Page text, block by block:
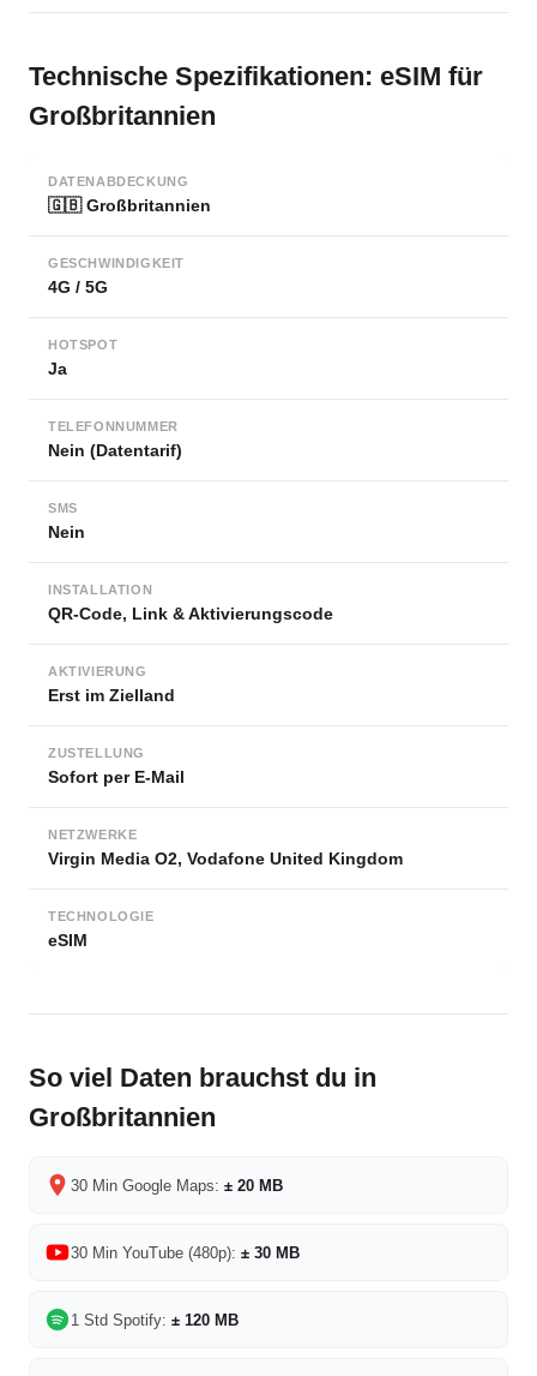
Technische Spezifikationen: eSIM für
Großbritannien
DATENABDECKUNG
🇬🇧 Großbritannien
GESCHWINDIGKEIT
4G / 5G
HOTSPOT
Ja
TELEFONNUMMER
Nein (Datentarif)
SMS
Nein
INSTALLATION
QR-Code, Link & Aktivierungscode
AKTIVIERUNG
Erst im Zielland
ZUSTELLUNG
Sofort per E-Mail
NETZWERKE
Virgin Media O2, Vodafone United Kingdom
TECHNOLOGIE
eSIM
So viel Daten brauchst du in
Großbritannien
30 Min Google Maps: ± 20 MB
30 Min YouTube (480p): ± 30 MB
1 Std Spotify: ± 120 MB